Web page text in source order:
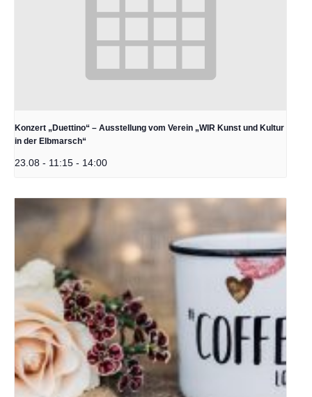
Konzert „Duettino“ – Ausstellung vom Verein „WIR Kunst und Kultur
in der Elbmarsch“
23.08 - 11:15 - 14:00